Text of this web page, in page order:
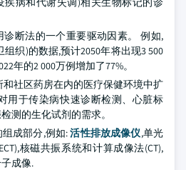
断法的一个重要驱动因素。 例如,
织)的数据,预计2050年将出现3 500
年的2 000万例增加了77%。
社区药房在内的医疗保健环境中扩
用于传染病快速诊断检测、心脏标
测的生化试剂的需求。
成部分,例如:活性排放成像仪,单光
核磁共振系统和计算成像法(CT),
成像.